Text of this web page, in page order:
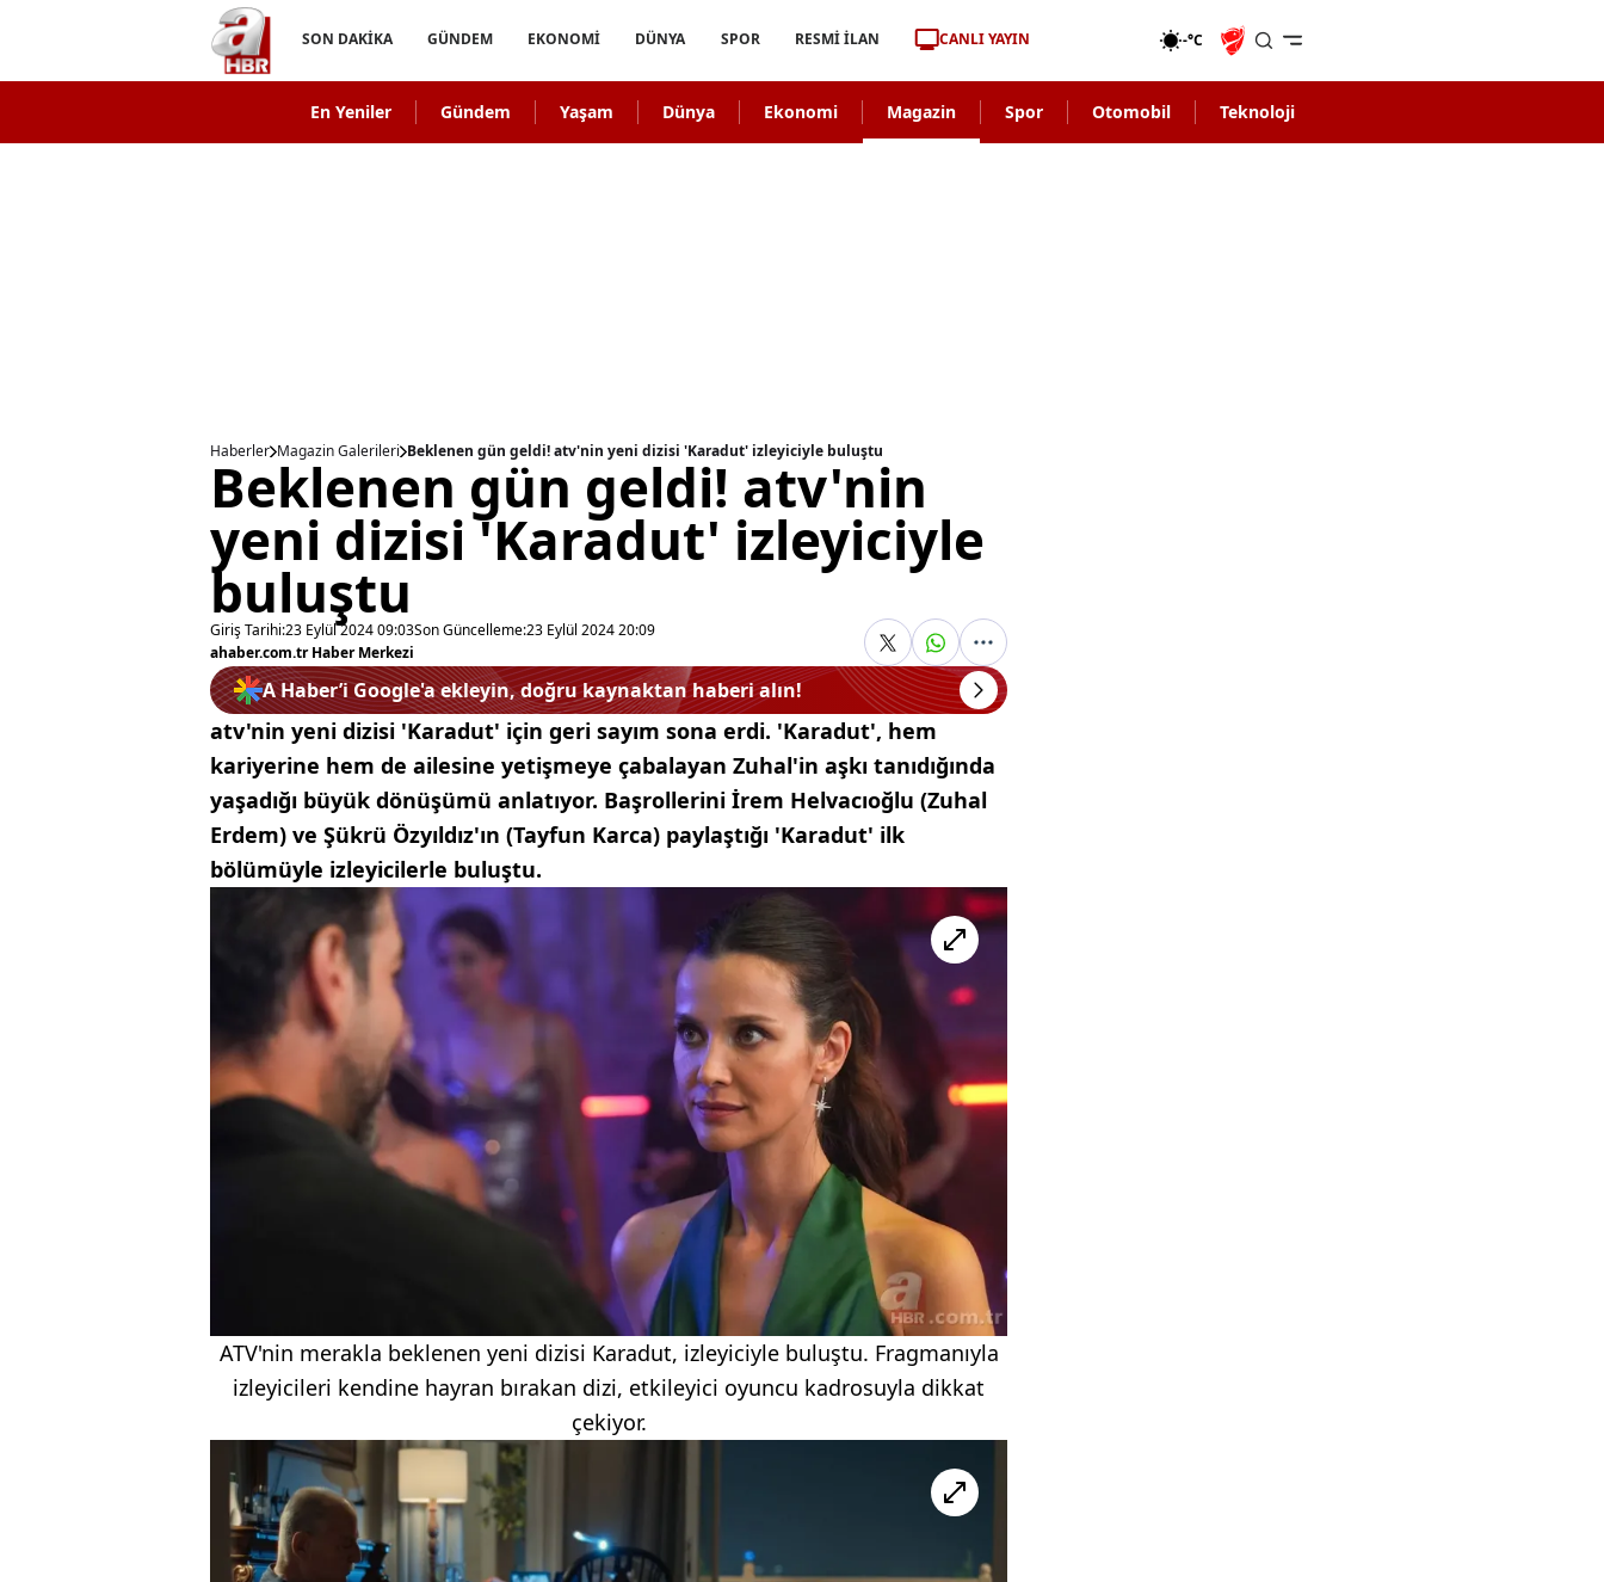
SON DAKİKA GÜNDEM EKONOMİ DÜNYA SPOR RESMİ İLAN CANLI YAYIN -°C
En Yeniler Gündem Yaşam Dünya Ekonomi Magazin Spor Otomobil Teknoloji
Haberler Magazin Galerileri Beklenen gün geldi! atv'nin yeni dizisi 'Karadut' izleyiciyle buluştu
Beklenen gün geldi! atv'nin
yeni dizisi 'Karadut' izleyiciyle
buluştu
Giriş Tarihi:23 Eylül 2024 09:03Son Güncelleme:23 Eylül 2024 20:09
ahaber.com.tr Haber Merkezi
A Haber’i Google'a ekleyin, doğru kaynaktan haberi alın!
atv'nin yeni dizisi 'Karadut' için geri sayım sona erdi. 'Karadut', hem
kariyerine hem de ailesine yetişmeye çabalayan Zuhal'in aşkı tanıdığında
yaşadığı büyük dönüşümü anlatıyor. Başrollerini İrem Helvacıoğlu (Zuhal
Erdem) ve Şükrü Özyıldız'ın (Tayfun Karca) paylaştığı 'Karadut' ilk
bölümüyle izleyicilerle buluştu.
ATV'nin merakla beklenen yeni dizisi Karadut, izleyiciyle buluştu. Fragmanıyla
izleyicileri kendine hayran bırakan dizi, etkileyici oyuncu kadrosuyla dikkat
çekiyor.